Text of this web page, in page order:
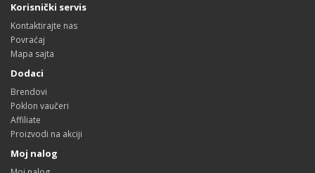
Korisnički servis
Kontaktirajte nas
Povraćaj
Mapa sajta
Dodaci
Brendovi
Poklon vaučeri
Affiliate
Proizvodi na akciji
Moj nalog